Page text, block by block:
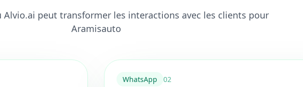
Alvio.ai peut transformer les interactions avec les clients pour
Aramisauto
WhatsApp 02